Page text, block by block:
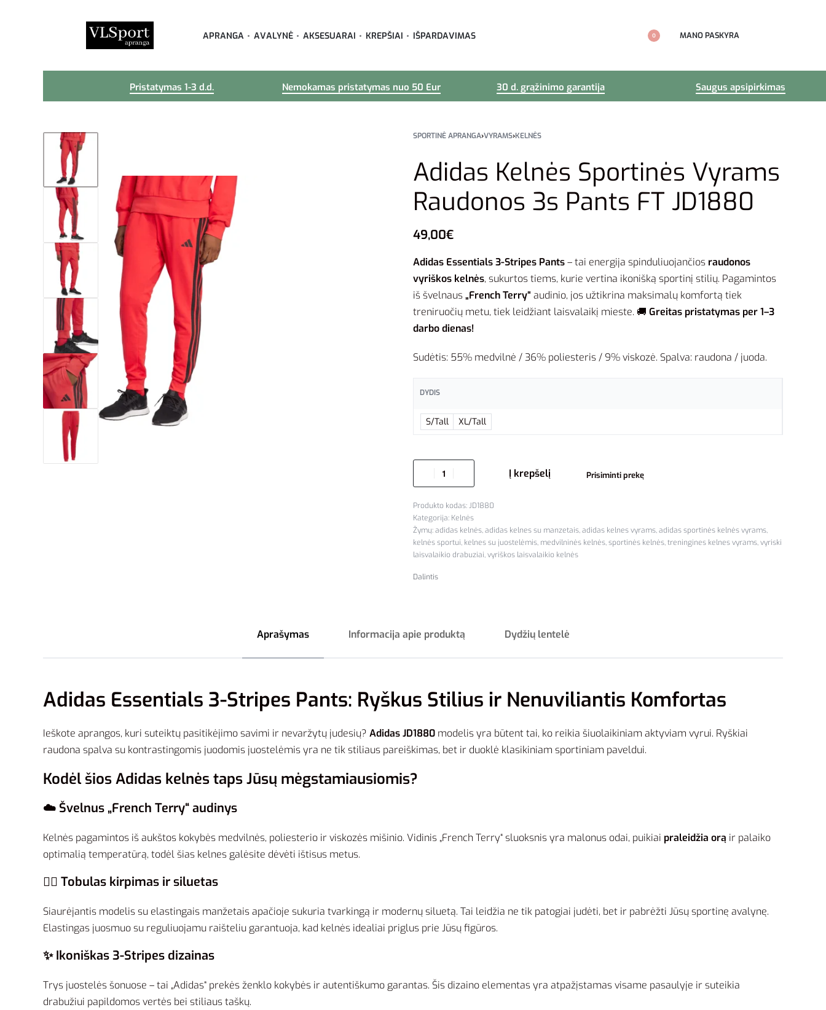
APRANGA AVALYNĖ AKSESUARAI KREPŠIAI IŠPARDAVIMAS 0 MANO PASKYRA
Pristatymas 1-3 d.d. Nemokamas pristatymas nuo 50 Eur 30 d. grąžinimo garantija Saugus apsipirkimas
SPORTINĖ APRANGA›VYRAMS›KELNĖS
Adidas Kelnės Sportinės Vyrams
Raudonos 3s Pants FT JD1880
49,00€
Adidas Essentials 3-Stripes Pants– tai energija spinduliuojančios raudonos
vyriškos kelnės, sukurtos tiems, kurie vertina ikonišką sportinį stilių. Pagamintos
iš švelnaus„French Terry“ audinio, jos užtikrina maksimalų komfortą tiek
treniruočių metu, tiek leidžiant laisvalaikį mieste. 🚚 Greitas pristatymas per 1–3
darbo dienas!
Sudėtis: 55% medvilnė / 36% poliesteris / 9% viskozė. Spalva: raudona / juoda.
DYDIS
S/Tall XL/Tall
Į krepšelį Prisiminti prekę
JD1880
Kategorija: Kelnės
Žymų:adidas kelnės,adidas kelnes su manzetais,adidas kelnes vyrams,adidas sportinės kelnės vyrams,
kelnės sportui, kelnes su juostelėmis, medvilninės kelnės,sportinės kelnės,treningines kelnes vyrams,vyriski
laisvalaikio drabuziai,vyriškos laisvalaikio kelnės
Dalintis
Aprašymas Informacija apie produktą Dydžių lentelė
Adidas Essentials 3-Stripes Pants: Ryškus Stilius ir Nenuviliantis Komfortas
Ieškote aprangos, kuri suteiktų pasitikėjimo savimi ir nevaržytų judesių? Adidas JD1880 modelis yra būtent tai, ko reikia šiuolaikiniam aktyviam vyrui. Ryškiai
raudona spalva su kontrastingomis juodomis juostelėmis yra ne tik stiliaus pareiškimas, bet ir duoklė klasikiniam sportiniam paveldui.
Kodėl šios Adidas kelnės taps Jūsų mėgstamiausiomis?
☁️ Švelnus „French Terry“ audinys
Kelnės pagamintos iš aukštos kokybės medvilnės, poliesterio ir viskozės mišinio. Vidinis „French Terry“ sluoksnis yra malonus odai, puikiai praleidžia orą ir palaiko
optimalią temperatūrą, todėl šias kelnes galėsite dėvėti ištisus metus.
🏃‍♂️ Tobulas kirpimas ir siluetas
Siaurėjantis modelis su elastingais manžetais apačioje sukuria tvarkingą ir modernų siluetą. Tai leidžia ne tik patogiai judėti, bet ir pabrėžti Jūsų sportinę avalynę.
Elastingas juosmuo su reguliuojamu raišteliu garantuoja, kad kelnės idealiai priglus prie Jūsų figūros.
✨ Ikoniškas 3-Stripes dizainas
Trys juostelės šonuose – tai „Adidas“ prekės ženklo kokybės ir autentiškumo garantas. Šis dizaino elementas yra atpažįstamas visame pasaulyje ir suteikia
drabužiui papildomos vertės bei stiliaus taškų.